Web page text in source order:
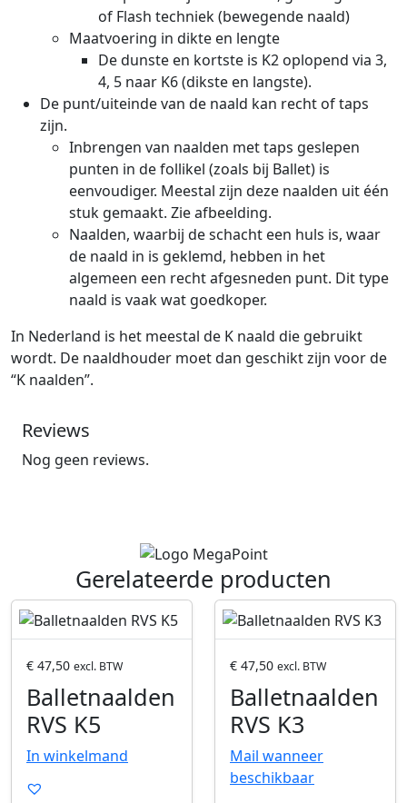
of Flash techniek (bewegende naald)
Maatvoering in dikte en lengte
De dunste en kortste is K2 oplopend via 3,
4, 5 naar K6 (dikste en langste).
De punt/uiteinde van de naald kan recht of taps
zijn.
Inbrengen van naalden met taps geslepen
punten in de follikel (zoals bij Ballet) is
eenvoudiger. Meestal zijn deze naalden uit één
stuk gemaakt. Zie afbeelding.
Naalden, waarbij de schacht een huls is, waar
de naald in is geklemd, hebben in het
algemeen een recht afgesneden punt. Dit type
naald is vaak wat goedkoper.
In Nederland is het meestal de K naald die gebruikt
wordt. De naaldhouder moet dan geschikt zijn voor de
“K naalden”.
Reviews
Nog geen reviews.
Gerelateerde producten
P
r
o€ 47,50 excl. BTW
Balletnaalden
RVS K5
In winkelmand
P
r
o€ 47,50 excl. BTW
Balletnaalden
RVS K3
Mail wanneer
beschikbaar